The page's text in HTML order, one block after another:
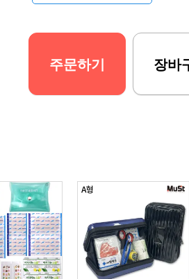
주문하기 장바